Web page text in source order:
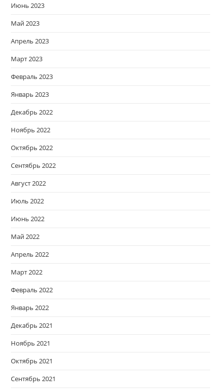
Июнь 2023
Май 2023
Апрель 2023
Март 2023
Февраль 2023
Январь 2023
Декабрь 2022
Ноябрь 2022
Октябрь 2022
Сентябрь 2022
Август 2022
Июль 2022
Июнь 2022
Май 2022
Апрель 2022
Март 2022
Февраль 2022
Январь 2022
Декабрь 2021
Ноябрь 2021
Октябрь 2021
Сентябрь 2021